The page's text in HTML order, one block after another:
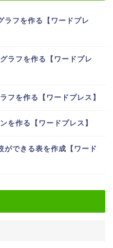
ラフを作る【ワードプレ
ラフを作る【ワードプレ
フを作る【ワードプレス】
を作る【ワードプレス】
ができる表を作成【ワード